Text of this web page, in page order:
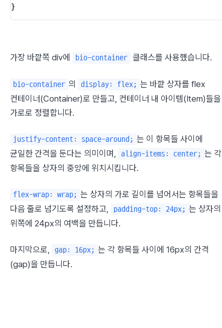
}
가장 바깥쪽 div에 bio-container 클래스를 사용했습니다.
bio-container 의 display: flex; 는 바깥 상자를 flex
컨테이너(Container)로 만들고, 컨테이너 내 아이템(Item)들을
가로로 정렬합니다.
justify-content: space-around; 는 이 항목들 사이에
균일한 간격을 둔다는 의미이며,
align-items: center; 는 각
항목들을 상자의 중앙에 위치시킵니다.
flex-wrap: wrap; 는 상자의 가로 길이를 넘어서는 항목들을
다음 줄로 넘기도록 설정하고,
padding-top: 24px; 는 상자의
위쪽에 24px의 여백을 만듭니다.
마지막으로, gap: 16px; 는 각 항목들 사이에 16px의 간격
(gap)을 만듭니다.